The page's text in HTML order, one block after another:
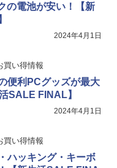
の電池が安い！【新
2024年4月1日
買い得情報
便利PCグッズが最大
SALE FINAL】
2024年4月1日
買い得情報
ハッキング・キーボ